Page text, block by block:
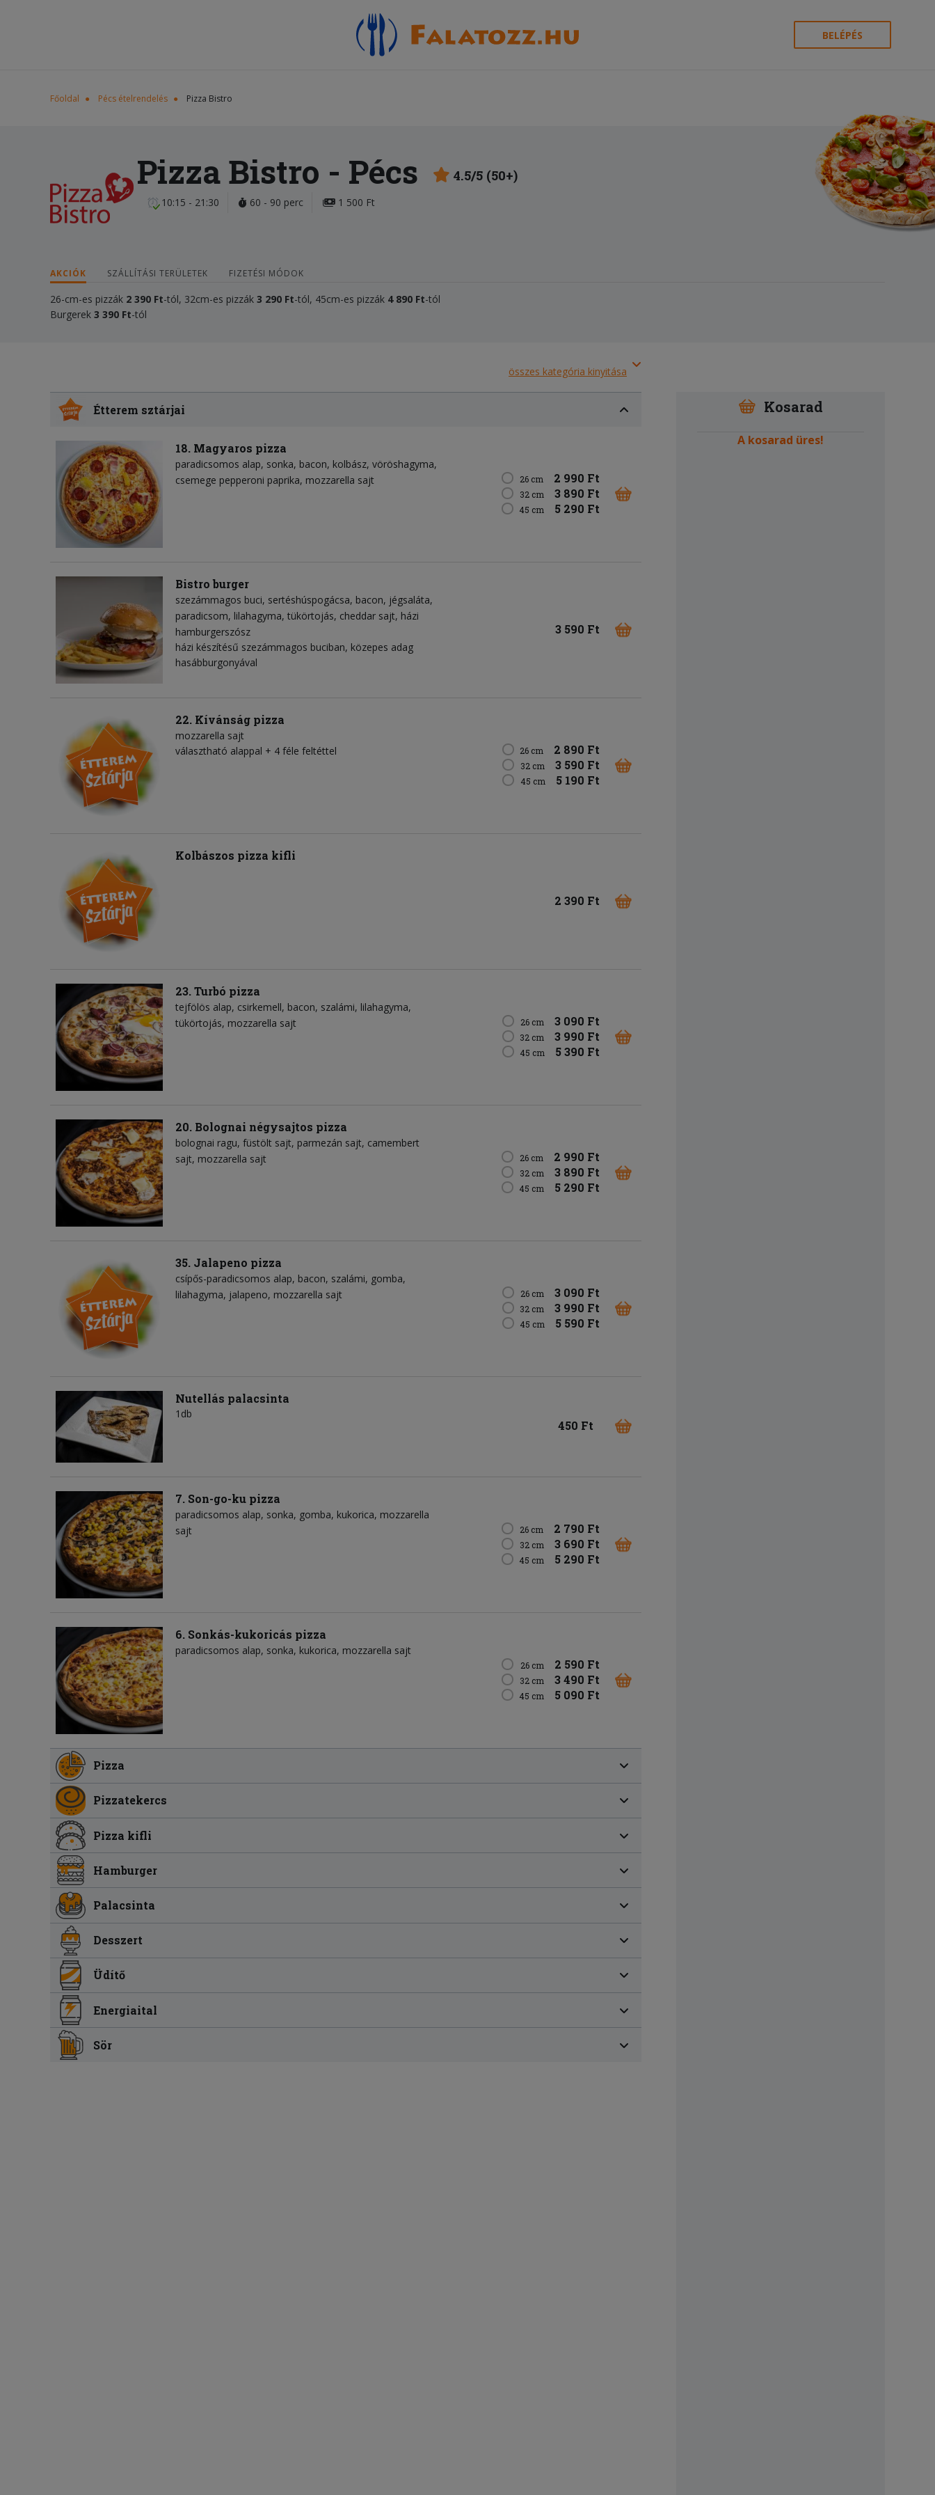
BELÉPÉS
Főoldal Pécs ételrendelés Pizza Bistro
Pizza Bistro - Pécs 4.5/5 (50+)
10:15 - 21:30 60 - 90 perc 1 500 Ft
AKCIÓK SZÁLLÍTÁSI TERÜLETEK FIZETÉSI MÓDOK
26-cm-es pizzák 2 390 Ft-tól, 32cm-es pizzák 3 290 Ft-tól, 45cm-es pizzák 4 890 Ft-tól
Burgerek 3 390 Ft-tól
összes kategória kinyitása
Étterem sztárjai
18. Magyaros pizza
paradicsomos alap sonka bacon kolbász vöröshagyma
csemege pepperoni paprika mozzarella sajt 26 cm 2 990 Ft
32 cm 3 890 Ft
45 cm 5 290 Ft
Bistro burger
szezámmagos buci sertéshúspogácsa bacon jégsaláta
paradicsom lilahagyma tükörtojás cheddar sajt házi
hamburgerszósz
házi készítésű szezámmagos buciban, közepes adag
hasábburgonyával
3 590 Ft
22. Kívánság pizza
mozzarella sajt
választható alappal + 4 féle feltéttel
26 cm 2 890 Ft
32 cm 3 590 Ft
45 cm 5 190 Ft
Kolbászos pizza kifli
2 390 Ft
23. Turbó pizza
tejfölös alap csirkemell bacon szalámi lilahagyma
tükörtojás mozzarella sajt 26 cm 3 090 Ft
32 cm 3 990 Ft
45 cm 5 390 Ft
20. Bolognai négysajtos pizza
bolognai ragu füstölt sajt parmezán sajt camembert
sajt mozzarella sajt 26 cm 2 990 Ft
32 cm 3 890 Ft
45 cm 5 290 Ft
35. Jalapeno pizza
csípős-paradicsomos alap bacon szalámi gomba
lilahagyma jalapeno mozzarella sajt 26 cm 3 090 Ft
32 cm 3 990 Ft
45 cm 5 590 Ft
Nutellás palacsinta
1db
450 Ft
7. Son-go-ku pizza
paradicsomos alap sonka gomba kukorica mozzarella
sajt
26 cm 2 790 Ft
32 cm 3 690 Ft
45 cm 5 290 Ft
6. Sonkás-kukoricás pizza
paradicsomos alap sonka kukorica mozzarella sajt
26 cm 2 590 Ft
32 cm 3 490 Ft
45 cm 5 090 Ft
Pizza
Pizzatekercs
Pizza kifli
Hamburger
Palacsinta
Desszert
Üdítő
Energiaital
Sör
Kosarad
A kosarad üres!